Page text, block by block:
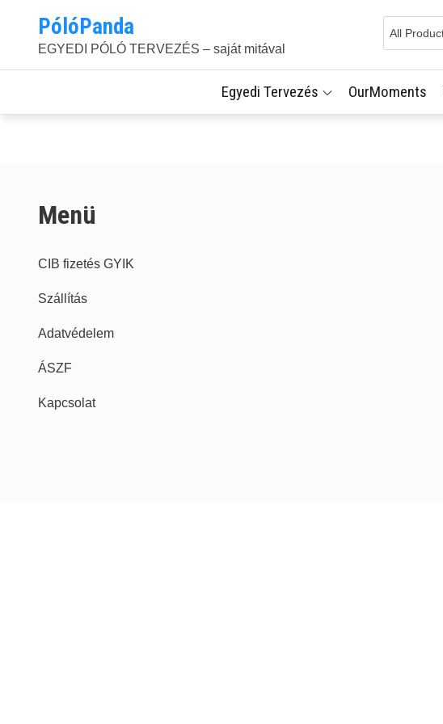
content
PólóPanda
EGYEDI PÓLÓ TERVEZÉS – saját mitával
Egyedi Tervezés OurMoments
Menü
CIB fizetés GYIK
Szállítás
Adatvédelem
ÁSZF
Kapcsolat